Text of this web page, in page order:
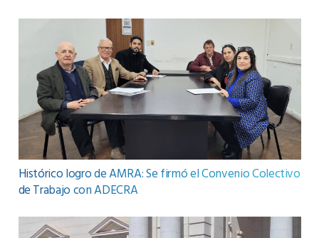
Histórico logro de AMRA: Se firmó el Convenio Colectivo
de Trabajo con ADECRA